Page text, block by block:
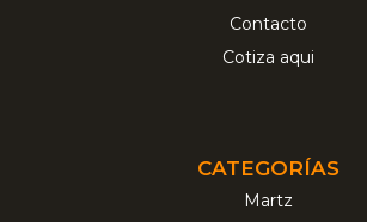
Contacto
Cotiza aqui
CATEGORÍAS
Martz